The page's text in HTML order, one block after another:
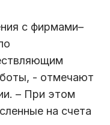
с фирмами–
- отмечают
– При этом
на счета